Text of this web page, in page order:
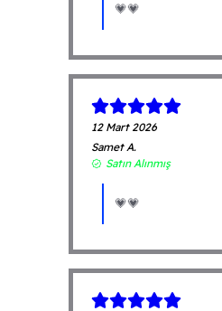
💗💗
12 Mart 2026
Samet A.
Satın Alınmış
💗💗